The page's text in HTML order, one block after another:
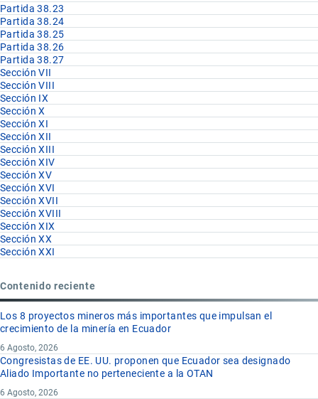
Partida 38.23
Partida 38.24
Partida 38.25
Partida 38.26
Partida 38.27
Sección VII
Sección VIII
Sección IX
Sección X
Sección XI
Sección XII
Sección XIII
Sección XIV
Sección XV
Sección XVI
Sección XVII
Sección XVIII
Sección XIX
Sección XX
Sección XXI
Contenido reciente
Los 8 proyectos mineros más importantes que impulsan el
crecimiento de la minería en Ecuador
6 Agosto, 2026
Congresistas de EE. UU. proponen que Ecuador sea designado
Aliado Importante no perteneciente a la OTAN
6 Agosto, 2026